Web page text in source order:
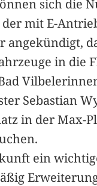
sich die
mit E-
angekündigt,
in die
Sebastian
in der Max-
ein